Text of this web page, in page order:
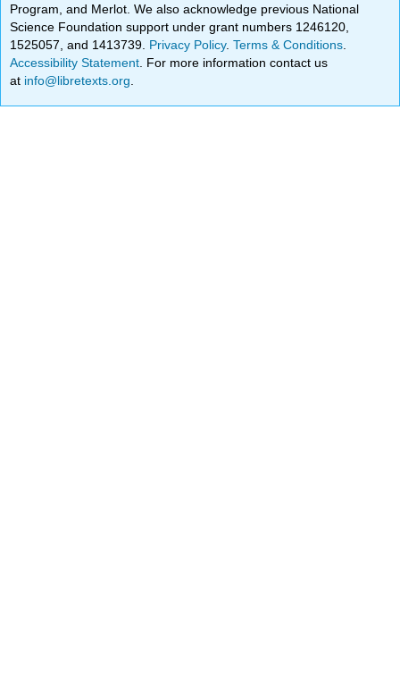
Program, and Merlot. We also acknowledge previous National
Science Foundation support under grant numbers 1246120,
1525057, and 1413739. Privacy Policy.Terms & Conditions
Accessibility Statement . For more information contact us
at info@libretexts.org